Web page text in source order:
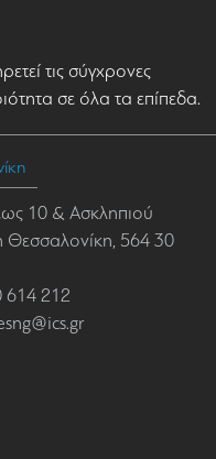
τις σύγχρονες
σε όλα τα επίπεδα.
10 & Ασκληπιού
Θεσσαλονίκη, 564 30
614 212